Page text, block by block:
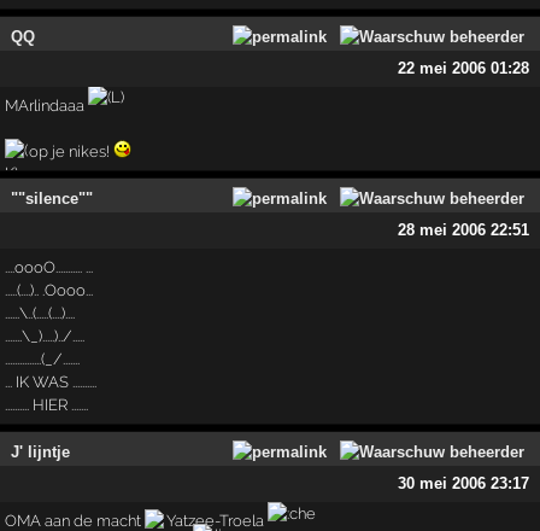
QQ
22 mei 2006 01:28
MArlindaaa
op je nikes!
""silence""
28 mei 2006 22:51
....oooO........... ...
.....(....).. .Oooo...
......\..(.....(....)....
.......\_).....)../.....
...............(_/.......
... IK WAS ..........
.......... HIER .......
J' lijntje
30 mei 2006 23:17
OMA aan de macht
Yatzee-Troela